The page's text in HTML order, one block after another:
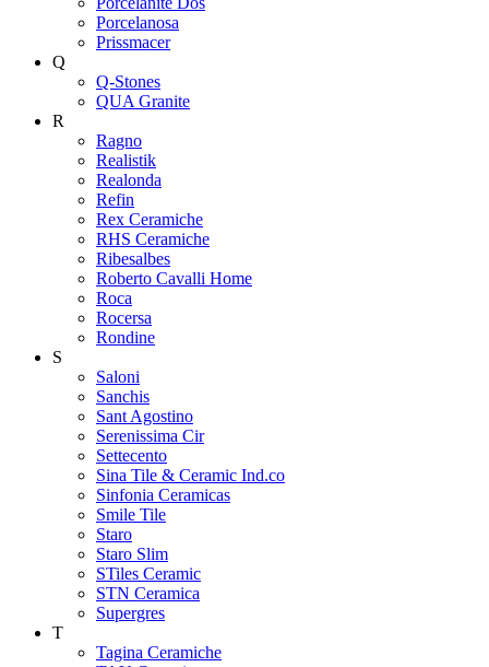
Porcelanosa
Prissmacer
Q
Q-Stones
QUA Granite
R
Ragno
Realistik
Realonda
Refin
Rex Ceramiche
RHS Ceramiche
Ribesalbes
Roberto Cavalli Home
Roca
Rocersa
Rondine
S
Saloni
Sanchis
Sant Agostino
Serenissima Cir
Settecento
Sina Tile & Ceramic Ind.co
Sinfonia Ceramicas
Smile Tile
Staro
Staro Slim
STiles Ceramic
STN Ceramica
Supergres
T
Tagina Ceramiche